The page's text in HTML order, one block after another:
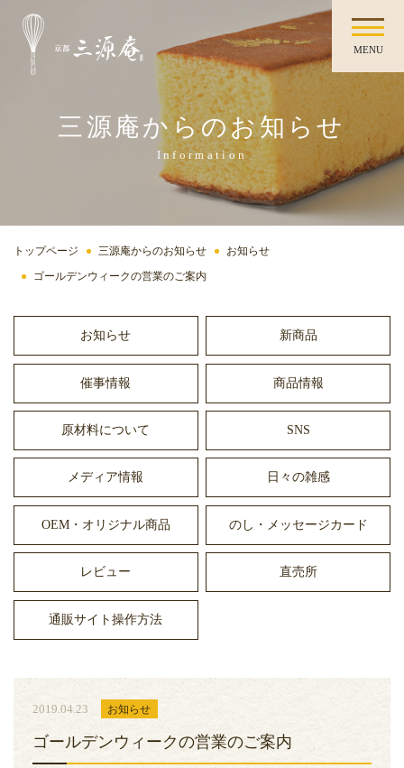
MENU
三源庵からのお知らせ
Information
トップページ 三源庵からのお知らせ
お知らせ
ゴールデンウィークの営業のご案内
お知らせ 新商品
催事情報 商品情報
原材料について SNS
メディア情報 日々の雑感
OEM・オリジナル商品 のし・メッセージカード
レビュー 直売所
通販サイト操作方法
2019.04.23 お知らせ
ゴールデンウィークの営業のご案内